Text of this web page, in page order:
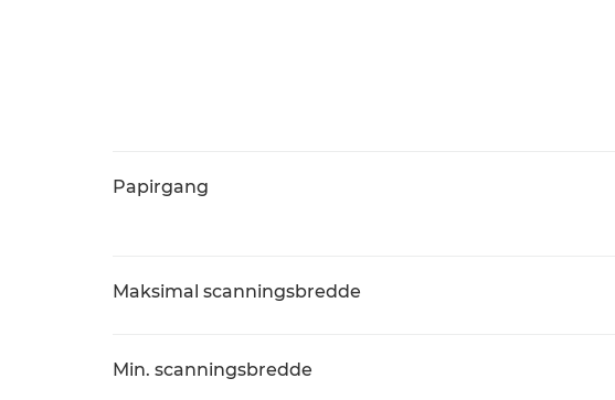
Papirgang
Maksimal scanningsbredde
Min. scanningsbredde